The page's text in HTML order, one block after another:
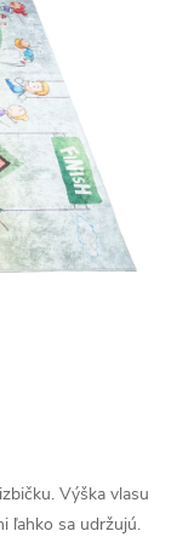
Výška vlasu
ľahko sa udržujú.